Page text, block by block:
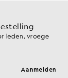
leden, vroege
Aanmelden